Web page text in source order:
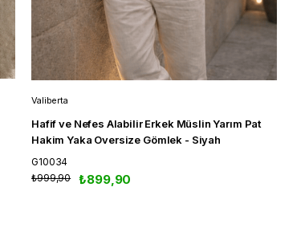
Valiberta
Hafif ve Nefes Alabilir Erkek Müslin Yarım Pat
Hakim Yaka Oversize Gömlek - Siyah
G10034
₺899,90
₺999,90